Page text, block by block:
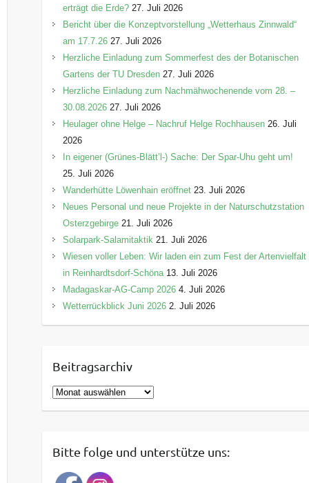
erträgt die Erde? 27. Juli 2026
Bericht über die Konzeptvorstellung „Wetterhaus Zinnwald“
am 17.7.26 27. Juli 2026
Herzliche Einladung zum Sommerfest des der Botanischen
Gartens der TU Dresden 27. Juli 2026
Herzliche Einladung zum Nachmähwochenende vom 28. –
30.08.2026 27. Juli 2026
Heulager ohne Helge – Nachruf Helge Rochhausen 26. Juli
2026
In eigener (Grünes-Blätt’l-) Sache: Der Spar-Uhu geht um!
25. Juli 2026
Wanderhütte Löwenhain eröffnet 23. Juli 2026
Neues Personal und neue Projekte in der Naturschutzstation
Osterzgebirge 21. Juli 2026
Solarpark-Salamitaktik 21. Juli 2026
Wiesen voller Leben: Wir laden ein zum Fest der Artenvielfalt
in Reinhardtsdorf-Schöna 13. Juli 2026
Madagaskar-AG-Camp 2026 4. Juli 2026
Wetterrückblick Juni 2026 2. Juli 2026
Beitragsarchiv
B
e
r
a
Bitte folge und unterstütze uns: